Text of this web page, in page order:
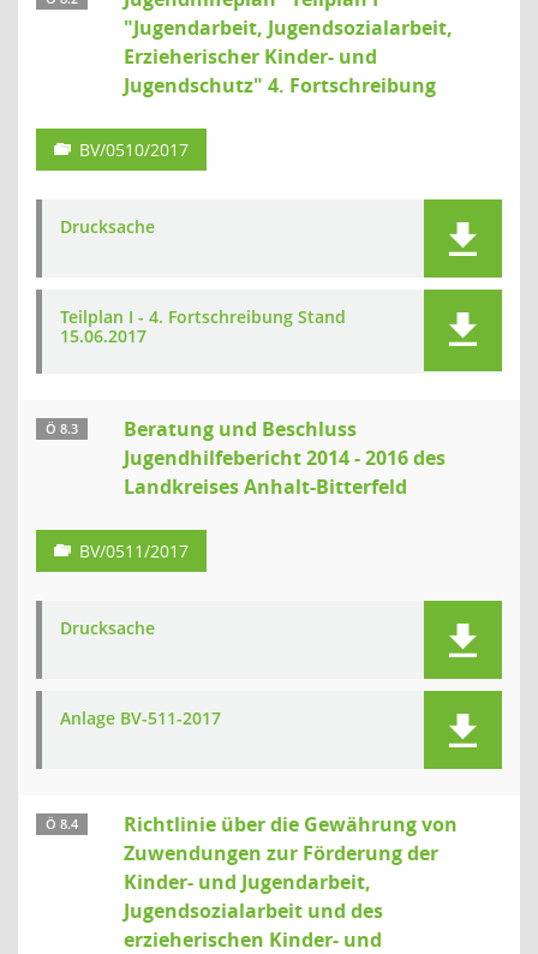
"Jugendarbeit, Jugendsozialarbeit,
Erzieherischer Kinder- und
Jugendschutz" 4. Fortschreibung
BV/0510/2017
Drucksache
Teilplan I - 4. Fortschreibung Stand
15.06.2017
Ö 8.3
Beratung und Beschluss
Jugendhilfebericht 2014 - 2016 des
Landkreises Anhalt-Bitterfeld
BV/0511/2017
Drucksache
Anlage BV-511-2017
Ö 8.4
Richtlinie über die Gewährung von
Zuwendungen zur Förderung der
Kinder- und Jugendarbeit,
Jugendsozialarbeit und des
erzieherischen Kinder- und